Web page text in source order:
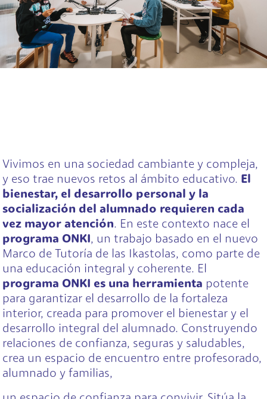
Vivimos en una sociedad cambiante y compleja,
y eso trae nuevos retos al ámbito educativo. El
bienestar, el desarrollo personal y la
socialización del alumnado requieren cada
vez mayor atención. En este contexto nace el
programa ONKI, un trabajo basado en el nuevo
Marco de Tutoría de las Ikastolas, como parte de
una educación integral y coherente. El
programa ONKI es una herramienta potente
para garantizar el desarrollo de la fortaleza
interior, creada para promover el bienestar y el
desarrollo integral del alumnado. Construyendo
relaciones de confianza, seguras y saludables,
crea un espacio de encuentro entre profesorado,
alumnado y familias,